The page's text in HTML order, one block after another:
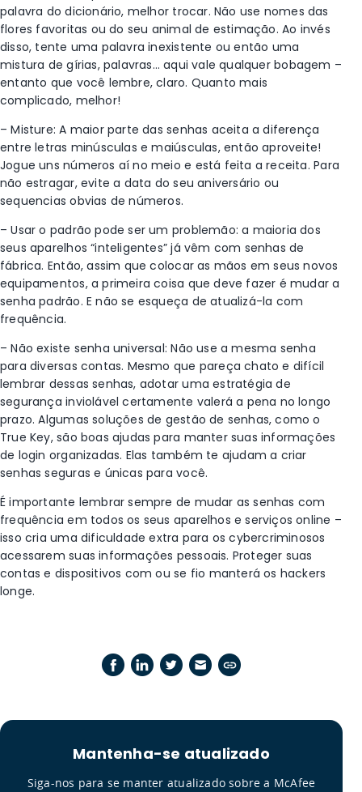
palavra do dicionário, melhor trocar. Não use nomes das
flores favoritas ou do seu animal de estimação. Ao invés
disso, tente uma palavra inexistente ou então uma
mistura de gírias, palavras… aqui vale qualquer bobagem –
entanto que você lembre, claro. Quanto mais
complicado, melhor!
– Misture: A maior parte das senhas aceita a diferença
entre letras minúsculas e maiúsculas, então aproveite!
Jogue uns números aí no meio e está feita a receita. Para
não estragar, evite a data do seu aniversário ou
sequencias obvias de números.
– Usar o padrão pode ser um problemão: a maioria dos
seus aparelhos “inteligentes” já vêm com senhas de
fábrica. Então, assim que colocar as mãos em seus novos
equipamentos, a primeira coisa que deve fazer é mudar a
senha padrão. E não se esqueça de atualizá-la com
frequência.
– Não existe senha universal: Não use a mesma senha
para diversas contas. Mesmo que pareça chato e difícil
lembrar dessas senhas, adotar uma estratégia de
segurança inviolável certamente valerá a pena no longo
prazo. Algumas soluções de gestão de senhas, como o
True Key, são boas ajudas para manter suas informações
de login organizadas. Elas também te ajudam a criar
senhas seguras e únicas para você.
É importante lembrar sempre de mudar as senhas com
frequência em todos os seus aparelhos e serviços online –
isso cria uma dificuldade extra para os cybercriminosos
acessarem suas informações pessoais. Proteger suas
contas e dispositivos com ou se fio manterá os hackers
longe.
Mantenha-se atualizado
Siga-nos para se manter atualizado sobre a McAfee